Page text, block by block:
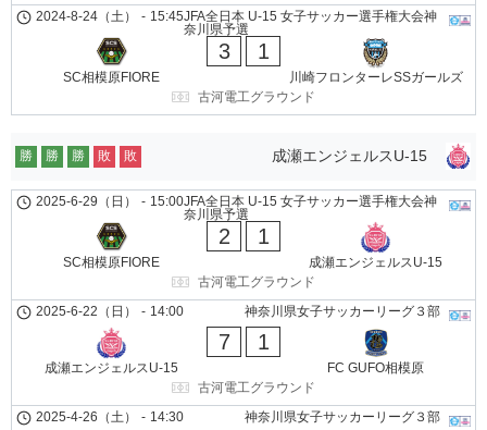
JFA全日本 U-15 女子サッカー選手権大会神
奈川県予選
2024-8-24（土） - 15:45
SC相模原FIORE
3 1
川崎フロンターレSSガールズ
古河電工グラウンド
成瀬エンジェルスU-15
勝 勝 勝 敗 敗
JFA全日本 U-15 女子サッカー選手権大会神
奈川県予選
2025-6-29（日） - 15:00
SC相模原FIORE
2 1
成瀬エンジェルスU-15
古河電工グラウンド
神奈川県女子サッカーリーグ３部
2025-6-22（日） - 14:00
成瀬エンジェルスU-15
7 1
FC GUFO相模原
古河電工グラウンド
神奈川県女子サッカーリーグ３部
2025-4-26（土） - 14:30